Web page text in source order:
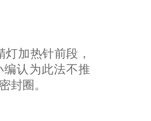
加热针前段，
认为此法不推
圈。